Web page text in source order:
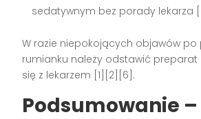
sedatywnym bez porady lekarza
W razie niepokojących objawów po
rumianku należy odstawić preparat
się z lekarzem [1][2][6].
Podsumowanie